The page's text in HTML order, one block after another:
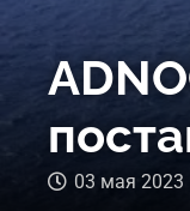
03 мая 2023